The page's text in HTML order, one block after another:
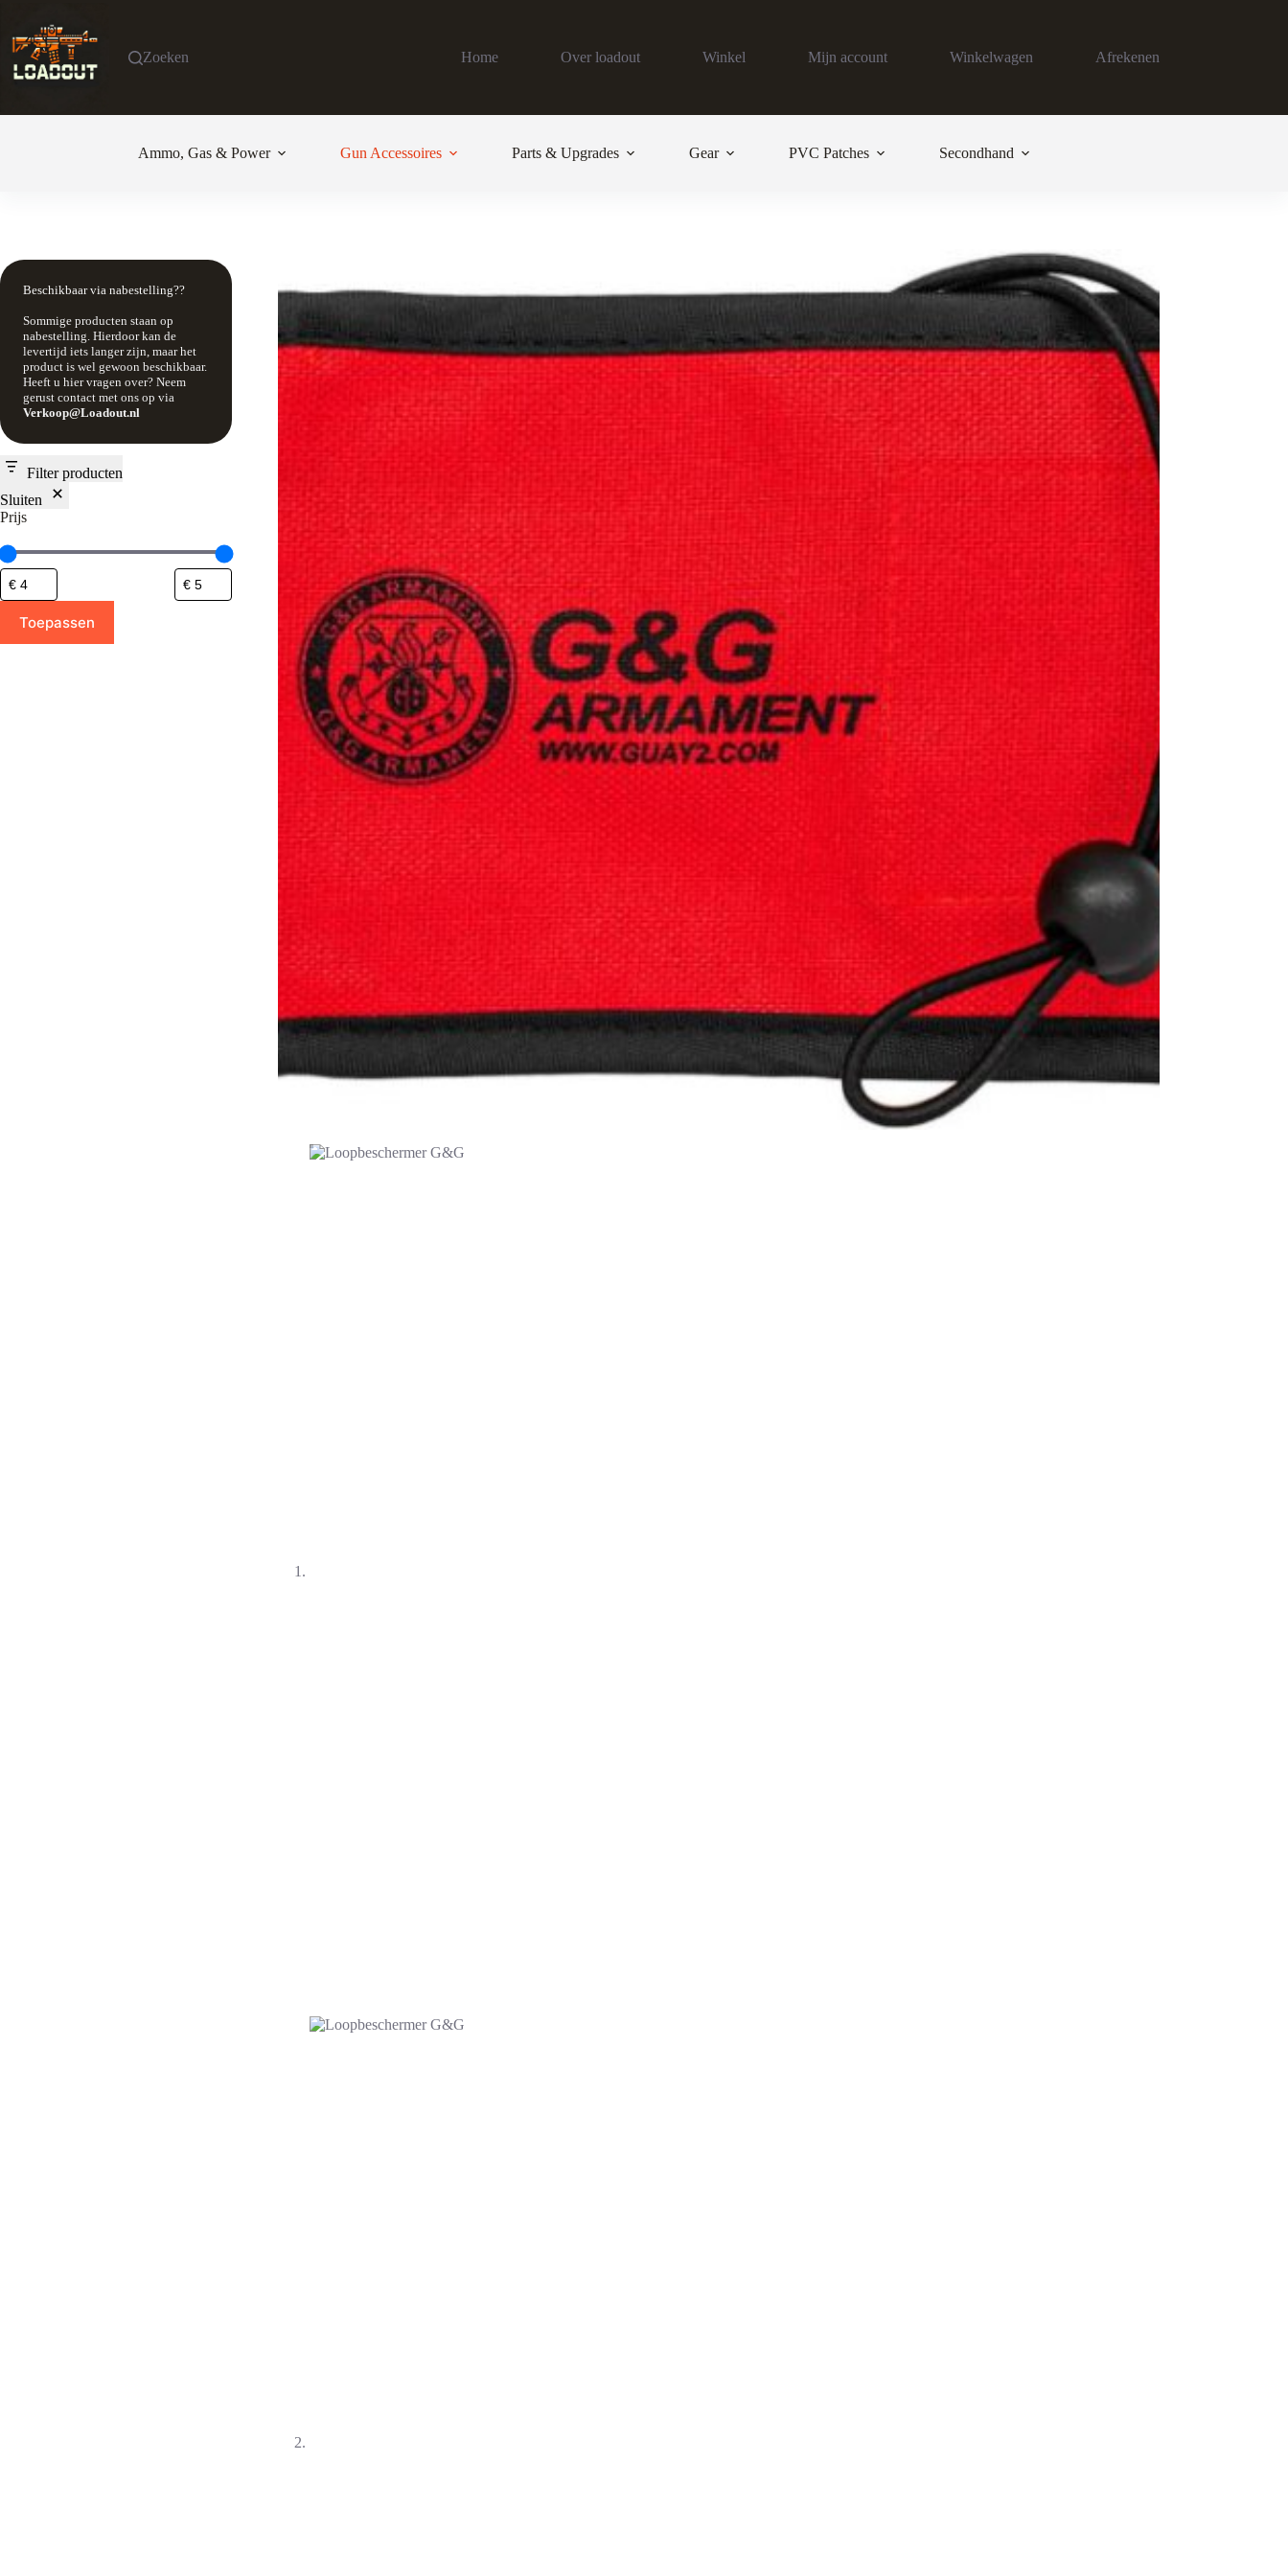
de
inhoud
Zoeken Home Over loadout Winkel Mijn account Winkelwagen Afrekenen
Ammo, Gas & Power Gun Accessoires Parts & Upgrades Gear PVC Patches Secondhand
Beschikbaar via nabestelling??
Sommige producten staan op
nabestelling. Hierdoor kan de
levertijd iets langer zijn, maar het
product is wel gewoon beschikbaar.
Heeft u hier vragen over? Neem
gerust contact met ons op via
Verkoop@Loadout.nl
Filter producten
Sluiten
Prijs
Toepassen